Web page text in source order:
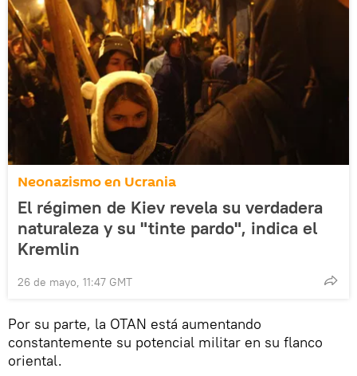
Neonazismo en Ucrania
El régimen de Kiev revela su verdadera
naturaleza y su "tinte pardo", indica el
Kremlin
26 de mayo, 11:47 GMT
Por su parte, la OTAN está aumentando
constantemente su potencial militar en su flanco
oriental.